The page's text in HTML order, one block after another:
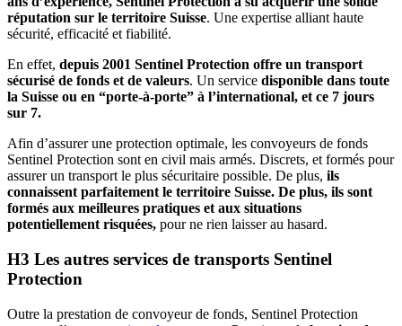
réputation sur le territoire Suisse. Une expertise alliant haute
sécurité, efficacité et fiabilité.
En effet, depuis 2001 Sentinel Protection offre un transport
sécurisé de fonds et de valeurs. Un service disponible dans toute
la Suisse ou en “porte-à-porte” à l’international, et ce 7 jours
sur 7.
Afin d’assurer une protection optimale, les convoyeurs de fonds
Sentinel Protection sont en civil mais armés. Discrets, et formés pour
assurer un transport le plus sécuritaire possible. De plus, ils
connaissent parfaitement le territoire Suisse. De plus, ils sont
formés aux meilleures pratiques et aux situations
potentiellement risquées, pour ne rien laisser au hasard.
H3 Les autres services de transports Sentinel
Protection
Outre la prestation de convoyeur de fonds, Sentinel Protection